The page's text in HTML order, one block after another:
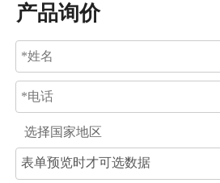
产品询价
选择国家地区